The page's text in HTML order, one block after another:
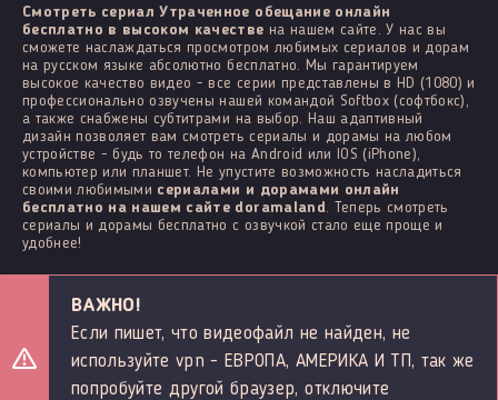
Смотреть сериал Утраченное обещание онлайн
бесплатно в высоком качестве на нашем сайте. У нас вы
сможете наслаждаться просмотром любимых сериалов и дорам
на русском языке абсолютно бесплатно. Мы гарантируем
высокое качество видео - все серии представлены в HD (1080) и
профессионально озвучены нашей командой Softbox (софтбокс),
а также снабжены субтитрами на выбор. Наш адаптивный
дизайн позволяет вам смотреть сериалы и дорамы на любом
устройстве - будь то телефон на Android или IOS (iPhone),
компьютер или планшет. Не упустите возможность насладиться
своими любимыми сериалами и дорамами онлайн
бесплатно на нашем сайте doramaland . Теперь смотреть
сериалы и дорамы бесплатно с озвучкой стало еще проще и
удобнее!
ВАЖНО!
Если пишет, что видеофайл не найден, не
используйте vpn - ЕВРОПА, АМЕРИКА И ТП, так же
попробуйте другой браузер, отключите